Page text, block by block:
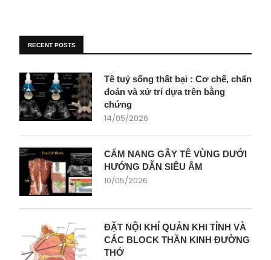
RECENT POSTS
Tê tuỷ sống thất bại : Cơ chế, chẩn
đoán và xử trí dựa trên bằng
chứng
14/05/2026
CẨM NANG GÂY TÊ VÙNG DƯỚI
HƯỚNG DẪN SIÊU ÂM
10/05/2026
ĐẶT NỘI KHÍ QUẢN KHI TỈNH VÀ
CÁC BLOCK THẦN KINH ĐƯỜNG
THỞ